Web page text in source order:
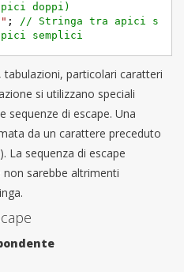
doppi)
; // Stringa tra apici s
semplici
tabulazioni, particolari caratteri
si utilizzano speciali
sequenze di escape. Una
da un carattere preceduto
La sequenza di escape
sarebbe altrimenti